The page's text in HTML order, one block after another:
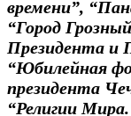
времени”,
“Город
Президента и
“Юбилейная
президента
“Религии